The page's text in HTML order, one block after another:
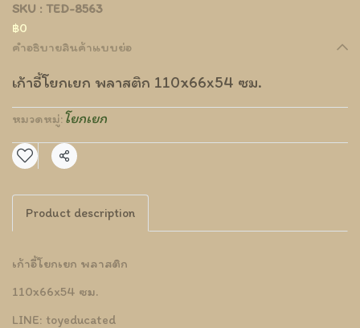
SKU : TED-8563
฿0
คำอธิบายสินค้าแบบย่อ
เก้าอี้โยกเยก พลาสติก 110x66x54 ซม.
หมวดหมู่:โยกเยก
แชร์
Product description
เก้าอี้โยกเยก พลาสติก
110x66x54 ซม.
LINE: toyeducated